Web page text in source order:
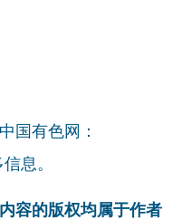
国有色网：
息。
容的版权均属于作者